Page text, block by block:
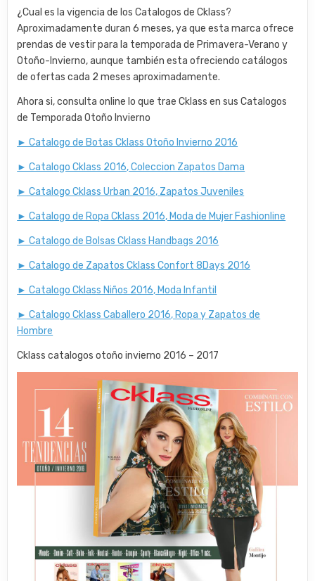
¿Cual es la vigencia de los Catalogos de Cklass?
Aproximadamente duran 6 meses, ya que esta marca ofrece
prendas de vestir para la temporada de Primavera-Verano y
Otoño-Invierno, aunque también esta ofreciendo catálogos
de ofertas cada 2 meses aproximadamente.
Ahora si, consulta online lo que trae Cklass en sus Catalogos
de Temporada Otoño Invierno
► Catalogo de Botas Cklass Otoño Invierno 2016
► Catalogo Cklass 2016, Coleccion Zapatos Dama
► Catalogo Cklass Urban 2016, Zapatos Juveniles
► Catalogo de Ropa Cklass 2016, Moda de Mujer Fashionline
► Catalogo de Bolsas Cklass Handbags 2016
► Catalogo de Zapatos Cklass Confort 8Days 2016
► Catalogo Cklass Niños 2016, Moda Infantil
► Catalogo Cklass Caballero 2016, Ropa y Zapatos de
Hombre
Cklass catalogos otoño invierno 2016 – 2017